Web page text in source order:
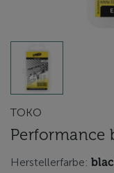
TOKO
Performance
Herstellerfarbe: